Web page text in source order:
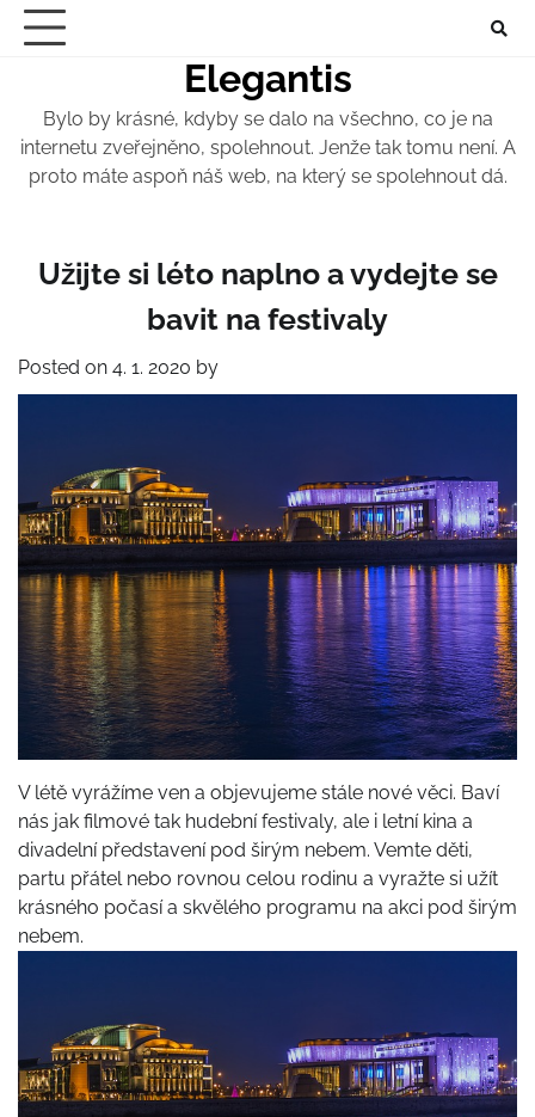
Skip
Elegantis
Bylo by krásné, kdyby se dalo na všechno, co je na
internetu zveřejněno, spolehnout. Jenže tak tomu není. A
proto máte aspoň náš web, na který se spolehnout dá.
Užijte si léto naplno a vydejte se
bavit na festivaly
Posted on 4. 1. 2020 by
V létě vyrážíme ven a objevujeme stále nové věci. Baví
nás jak filmové tak hudební festivaly, ale i letní kina a
divadelní představení pod širým nebem. Vemte děti,
partu přátel nebo rovnou celou rodinu a vyražte si užít
krásného počasí a skvělého programu na akci pod širým
nebem.